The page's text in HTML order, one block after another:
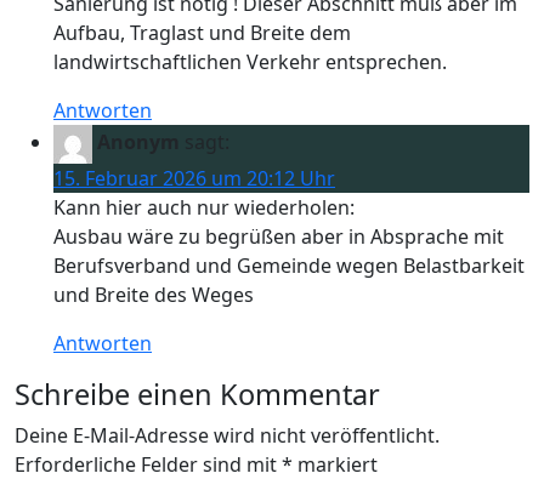
Aufbau, Traglast und Breite dem
landwirtschaftlichen Verkehr entsprechen.
Antworten
15. Februar 2026 um 20:12 Uhr
Kann hier auch nur wiederholen:
Ausbau wäre zu begrüßen aber in Absprache mit
Berufsverband und Gemeinde wegen Belastbarkeit
und Breite des Weges
Antworten
Schreibe einen Kommentar
Deine E-Mail-Adresse wird nicht veröffentlicht.
Erforderliche Felder sind mit* markiert